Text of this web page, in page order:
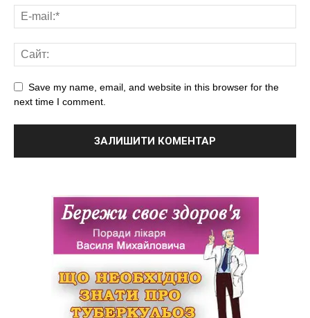
Save my name, email, and website in this browser for the
next time I comment.